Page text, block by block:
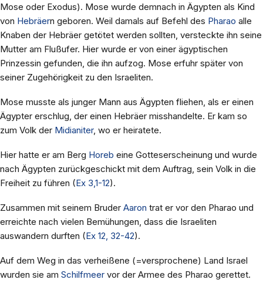
Mose oder Exodus). Mose wurde demnach in Ägypten als Kind
von Hebräern geboren. Weil damals auf Befehl des Pharao alle
Knaben der Hebräer getötet werden sollten, versteckte ihn seine
Mutter am Flußufer. Hier wurde er von einer ägyptischen
Prinzessin gefunden, die ihn aufzog. Mose erfuhr später von
seiner Zugehörigkeit zu den Israeliten.
Mose musste als junger Mann aus Ägypten fliehen, als er einen
Ägypter erschlug, der einen Hebräer misshandelte. Er kam so
zum Volk der Midianiter, wo er heiratete.
Hier hatte er am Berg Horeb eine Gotteserscheinung und wurde
nach Ägypten zurückgeschickt mit dem Auftrag, sein Volk in die
Freiheit zu führen (Ex 3,1-12).
Zusammen mit seinem Bruder Aaron trat er vor den Pharao und
erreichte nach vielen Bemühungen, dass die Israeliten
auswandern durften (Ex 12, 32-42).
Auf dem Weg in das verheißene (=versprochene) Land Israel
wurden sie am Schilfmeer vor der Armee des Pharao gerettet.